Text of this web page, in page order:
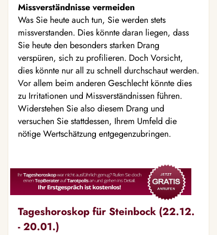
Missverständnisse vermeiden
Was Sie heute auch tun, Sie werden stets
missverstanden. Dies könnte daran liegen, dass
Sie heute den besonders starken Drang
verspüren, sich zu profilieren. Doch Vorsicht,
dies könnte nur all zu schnell durchschaut werden.
Vor allem beim anderen Geschlecht könnte dies
zu Irritationen und Missverständnissen führen.
Widerstehen Sie also diesem Drang und
versuchen Sie stattdessen, Ihrem Umfeld die
nötige Wertschätzung entgegenzubringen.
Tageshoroskop für Steinbock (22.12.
- 20.01.)